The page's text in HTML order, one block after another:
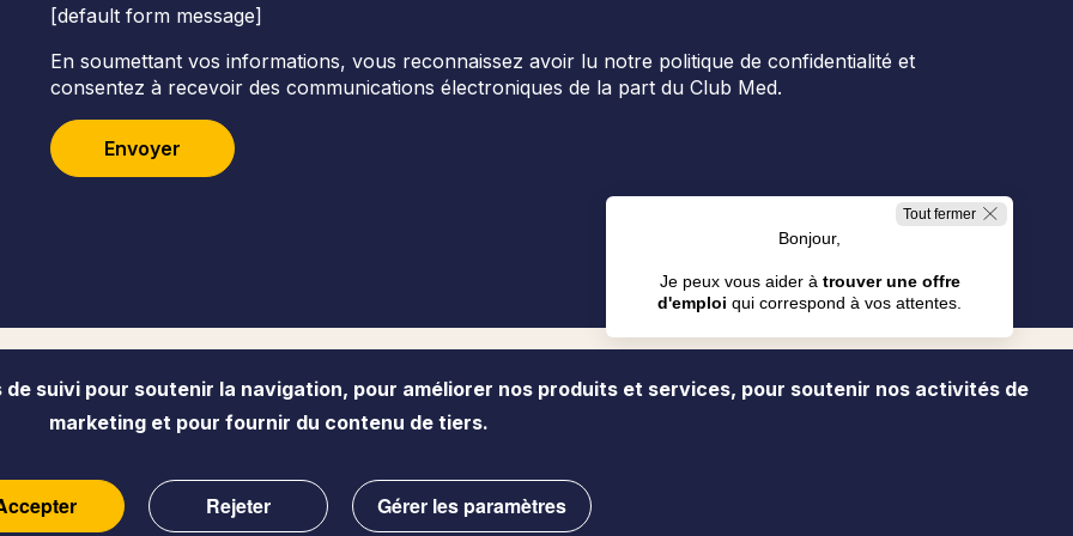
[default form message]
En soumettant vos informations, vous reconnaissez avoir lu notre politique de confidentialité et
consentez à recevoir des communications électroniques de la part du Club Med.
Envoyer
Accessibilité Politique de confidentialitéPresse Gestion des cookiesPlan du site
suivi pour soutenir la navigation, pour améliorer nos produits et services, pour soutenir nos activités de
marketing et pour fournir du contenu de tiers.
Rejeter Gérer les paramètres
Tout fermer
Bonjour,
Je peux vous aider à trouver une offre
d'emploi qui correspond à vos attentes.